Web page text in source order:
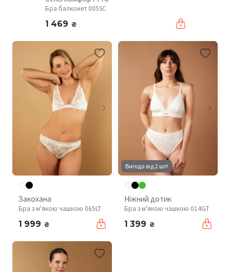
Бра балконет 005SC
1 469 ₴
Закохана
Бра з м'якою чашкою 065LT
1 999 ₴
Вигода від 2 шт!
Ніжний дотик
Бра з м'якою чашкою 014GT
1 399 ₴